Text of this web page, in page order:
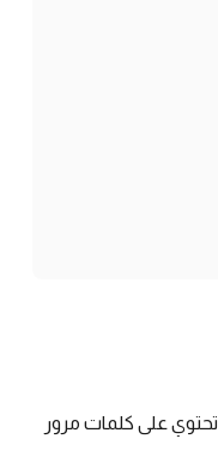
على كلمات مرور